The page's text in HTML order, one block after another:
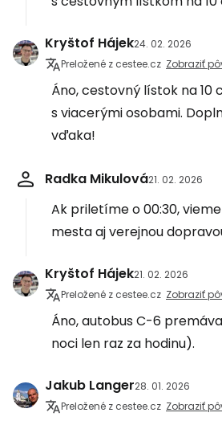
Kryštof Hájek24. 02. 2026
Preložené z cestee.cz Zobraziť
Áno, cestovný lístok na
s viacerými osobami.
vďaka!
Radka Mikulová21. 02. 2026
Ak priletíme o 00:30,
mesta aj verejnou
Kryštof Hájek21. 02. 2026
Preložené z cestee.cz Zobraziť
Áno, autobus C-6
noci len raz za hodinu).
Jakub Langer28. 01. 2026
Preložené z cestee.cz Zobraziť